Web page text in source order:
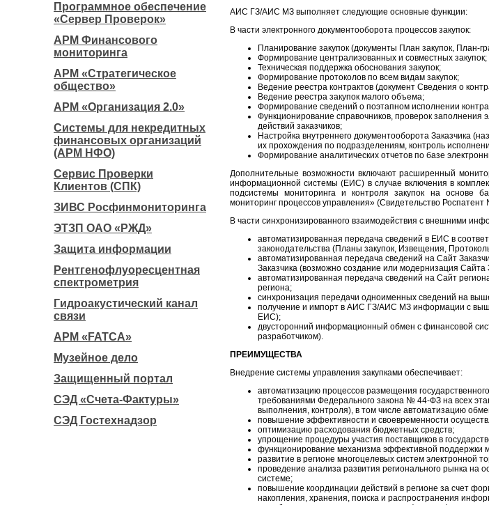
Программное обеспечение
«Сервер Проверок»
АРМ Финансового
мониторинга
АРМ «Стратегическое
общество»
АРМ «Организация 2.0»
Системы для некредитных
финансовых организаций
(АРМ НФО)
Сервис Проверки
Клиентов (СПК)
ЗИВС Росфинмониторинга
ЭТЗП ОАО «РЖД»
Защита информации
Рентгенофлуоресцентная
спектрометрия
Гидроакустический канал
связи
АРМ «FATCA»
Музейное дело
Защищенный портал
СЭД «Счета-Фактуры»
СЭД Гостехнадзор
АИС ГЗ/АИС МЗ выполняет следующие основные функции:
В части электронного документооборота процессов закупок:
Планирование закупок (документы План закупок, План-
Формирование централизованных и совместных закупок;
Техническая поддержка обоснования закупок;
Формирование протоколов по всем видам закупок;
Ведение реестра контрактов (документ Сведения о
Ведение реестра закупок малого объема;
Формирование сведений о поэтапном исполнении
Функционирование справочников, проверок заполнения
действий заказчиков;
Настройка внутреннего документооборота Заказчика
их прохождения по подразделениям, контроль
Формирование аналитических отчетов по базе
Дополнительные возможности включают расширенный
информационной системы (ЕИС) в случае включения в
подсистемы мониторинга и контроля закупок на основе
мониторинг процессов управления» (Свидетельство
В части синхронизированного взаимодействия с внешними
автоматизированная передача сведений в ЕИС в
законодательства (Планы закупок, Извещения,
автоматизированная передача сведений на Сайт
Заказчика (возможно создание или модернизация Сайта
автоматизированная передача сведений на Сайт
региона;
синхронизация передачи одноименных сведений на
получение и импорт в АИС ГЗ/АИС МЗ информации с
ЕИС);
двусторонний информационный обмен с финансовой
разработчиком).
ПРЕИМУЩЕСТВА
Внедрение системы управления закупками обеспечивает:
автоматизацию процессов размещения
требованиями Федерального закона № 44-ФЗ на всех
выполнения, контроля), в том числе автоматизацию
повышение эффективности и своевременности
оптимизацию расходования бюджетных средств;
упрощение процедуры участия поставщиков в
функционирование механизма эффективной поддержки
развитие в регионе многоцелевых систем электронной
проведение анализа развития регионального рынка на
системе;
повышение координации действий в регионе за счет
накопления, хранения, поиска и распространения